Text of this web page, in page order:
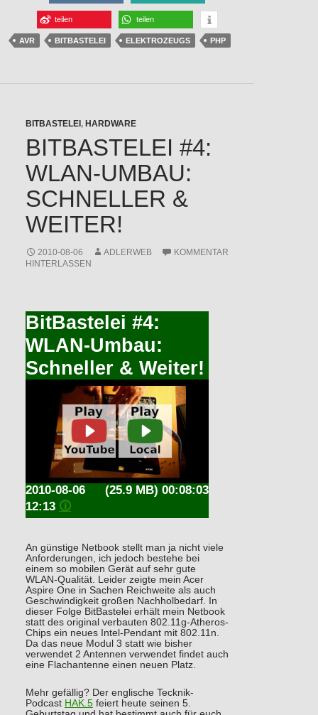
teilen teilen
AVR BITBASTELEI ELEKTROZEUGS PHP
BITBASTELEI , HARDWARE
BITBASTELEI #4:
WLAN-UMBAU:
SCHNELLER &
WEITER!
2010-08-06 ADLERWEB
KOMMENTAR
HINTERLASSEN
BitBastelei #4:
WLAN-Umbau:
Schneller & Weiter!
(25.9 MB) 00:08:03
2010-08-06
12:13 🛈
An günstige Netbook stellt man ja nicht viele
Anforderungen, ich jedoch bestehe bei
einem so mobilen Gerät auf sehr gute
WLAN-Qualität. Leider zeigte mein Acer
Aspire One in Sachen Reichweite als auch
Geschwindigkeit großen Nachholbedarf. In
dieser Folge BitBastelei erhält mein Netbook
statt des original verbauten 802.11g-Atheros-
Chips ein neues Intel-Pendant mit 802.11n.
Da das neue Modul 3 statt wie bisher
verwendet 2 Antennen verwendet findet auch
eine Flachantenne einen neuen Platz.
Mehr gefällig? Der englische Tecknik-
Podcast HAK.5feiert heute seinen 5.